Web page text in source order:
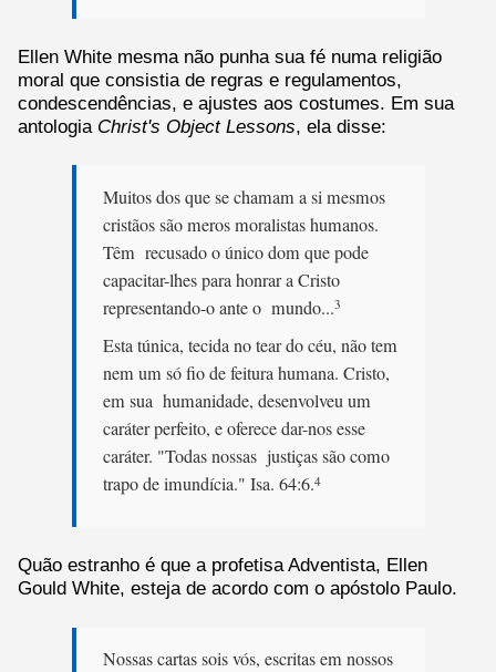
Ellen White mesma não punha sua fé numa religião
moral que consistia de regras e regulamentos,
condescendências, e ajustes aos costumes. Em sua
antologia Christ's Object Lessons, ela disse:
Muitos dos que se chamam a si mesmos
cristãos são meros moralistas humanos.
Têm recusado o único dom que pode
capacitar-lhes para honrar a Cristo
representando-o ante o mundo...3
Esta túnica, tecida no tear do céu, não tem
nem um só fio de feitura humana. Cristo,
em sua humanidade, desenvolveu um
caráter perfeito, e oferece dar-nos esse
caráter. "Todas nossas justiças são como
trapo de imundícia." Isa. 64:6.4
Quão estranho é que a profetisa Adventista, Ellen
Gould White, esteja de acordo com o apóstolo Paulo.
Nossas cartas sois vós, escritas em nossos